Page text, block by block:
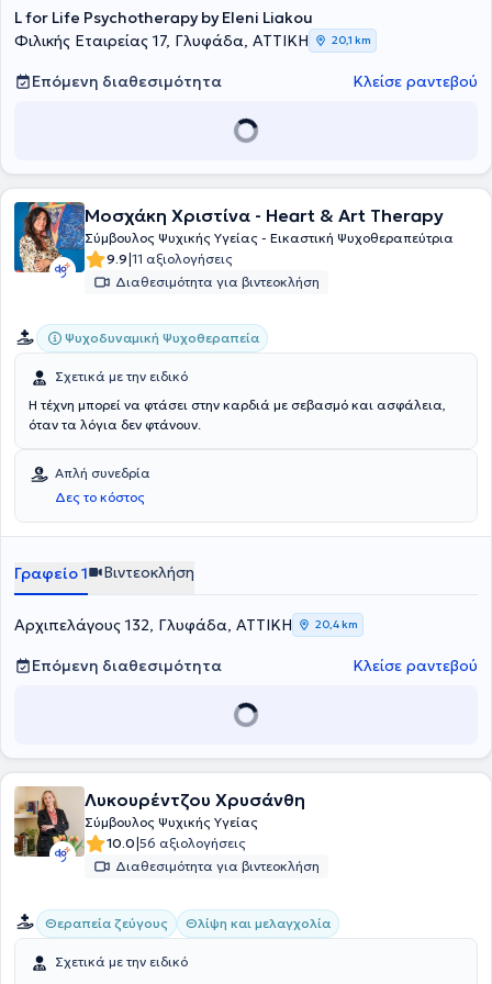
L for Life Psychotherapy by Eleni Liakou
Φιλικής Εταιρείας 17, Γλυφάδα, ΑΤΤΙΚΗ
20,1 km
Επόμενη διαθεσιμότητα Κλείσε ραντεβού
Μοσχάκη Χριστίνα - Heart & Art Therapy
Σύμβουλος Ψυχικής Υγείας - Εικαστική Ψυχοθεραπεύτρια
9.9|11 αξιολογήσεις
Διαθεσιμότητα για βιντεοκλήση
Ψυχοδυναμική Ψυχοθεραπεία
Σχετικά με την ειδικό
Η τέχνη μπορεί να φτάσει στην καρδιά με σεβασμό και ασφάλεια,
όταν τα λόγια δεν φτάνουν.
Απλή συνεδρία
Δες το κόστος
Γραφείο 1 Βιντεοκλήση
Αρχιπελάγους 132, Γλυφάδα, ΑΤΤΙΚΗ 20,4 km
Επόμενη διαθεσιμότητα Κλείσε ραντεβού
Λυκουρέντζου Χρυσάνθη
Σύμβουλος Ψυχικής Υγείας
10.0|56 αξιολογήσεις
Διαθεσιμότητα για βιντεοκλήση
Θεραπεία ζεύγους Θλίψη και μελαγχολία
Σχετικά με την ειδικό